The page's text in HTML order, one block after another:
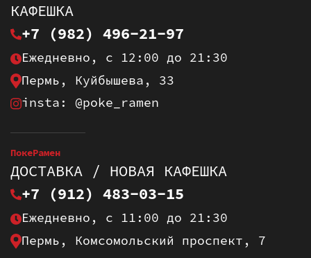
КАФЕШКА
+7 (982) 496-21-97
Ежедневно, с 12:00 до 21:30
Пермь, Куйбышева, 33
insta: @poke_ramen
ПокеРамен
ДОСТАВКА / НОВАЯ КАФЕШКА
+7 (912) 483-03-15
Ежедневно, с 11:00 до 21:30
Пермь, Комсомольский проспект, 7